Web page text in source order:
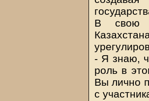
В свою
- Я знаю,
роль в
Вы лично
с